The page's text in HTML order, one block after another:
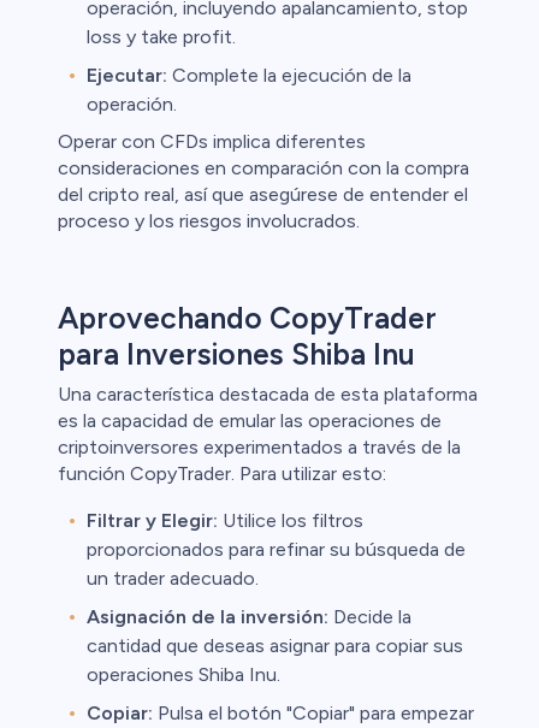
operación, incluyendo apalancamiento, stop
loss y take profit.
Ejecutar: Complete la ejecución de la
operación.
Operar con CFDs implica diferentes
consideraciones en comparación con la compra
del cripto real, así que asegúrese de entender el
proceso y los riesgos involucrados.
Aprovechando CopyTrader
para Inversiones Shiba Inu
Una característica destacada de esta plataforma
es la capacidad de emular las operaciones de
criptoinversores experimentados a través de la
función CopyTrader. Para utilizar esto:
Filtrar y Elegir: Utilice los filtros
proporcionados para refinar su búsqueda de
un trader adecuado.
Asignación de la inversión: Decide la
cantidad que deseas asignar para copiar sus
operaciones Shiba Inu.
Copiar: Pulsa el botón "Copiar" para empezar